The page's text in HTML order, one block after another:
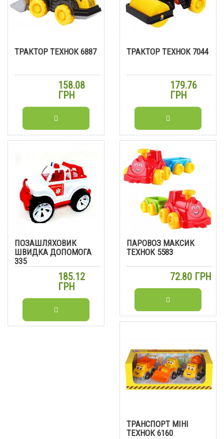
ТРАКТОР ТЕХНОК 6887
158.08
ГРН
ТРАКТОР ТЕХНОК 7044
179.76
ГРН
ПОЗАШЛЯХОВИК
ШВИДКА ДОПОМОГА
335
185.12
ГРН
ПАРОВОЗ МАКСИК
ТЕХНОК 5583
72.80 ГРН
ТРАНСПОРТ МІНІ
ТЕХНОК 6160